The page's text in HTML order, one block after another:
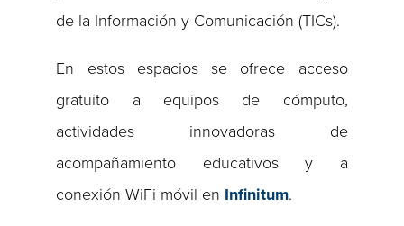
de la Información y Comunicación (TICs).
En estos espacios se ofrece acceso
gratuito a equipos de cómputo,
actividades innovadoras de
acompañamiento educativos y a
conexión WiFi móvil en Infinitum.